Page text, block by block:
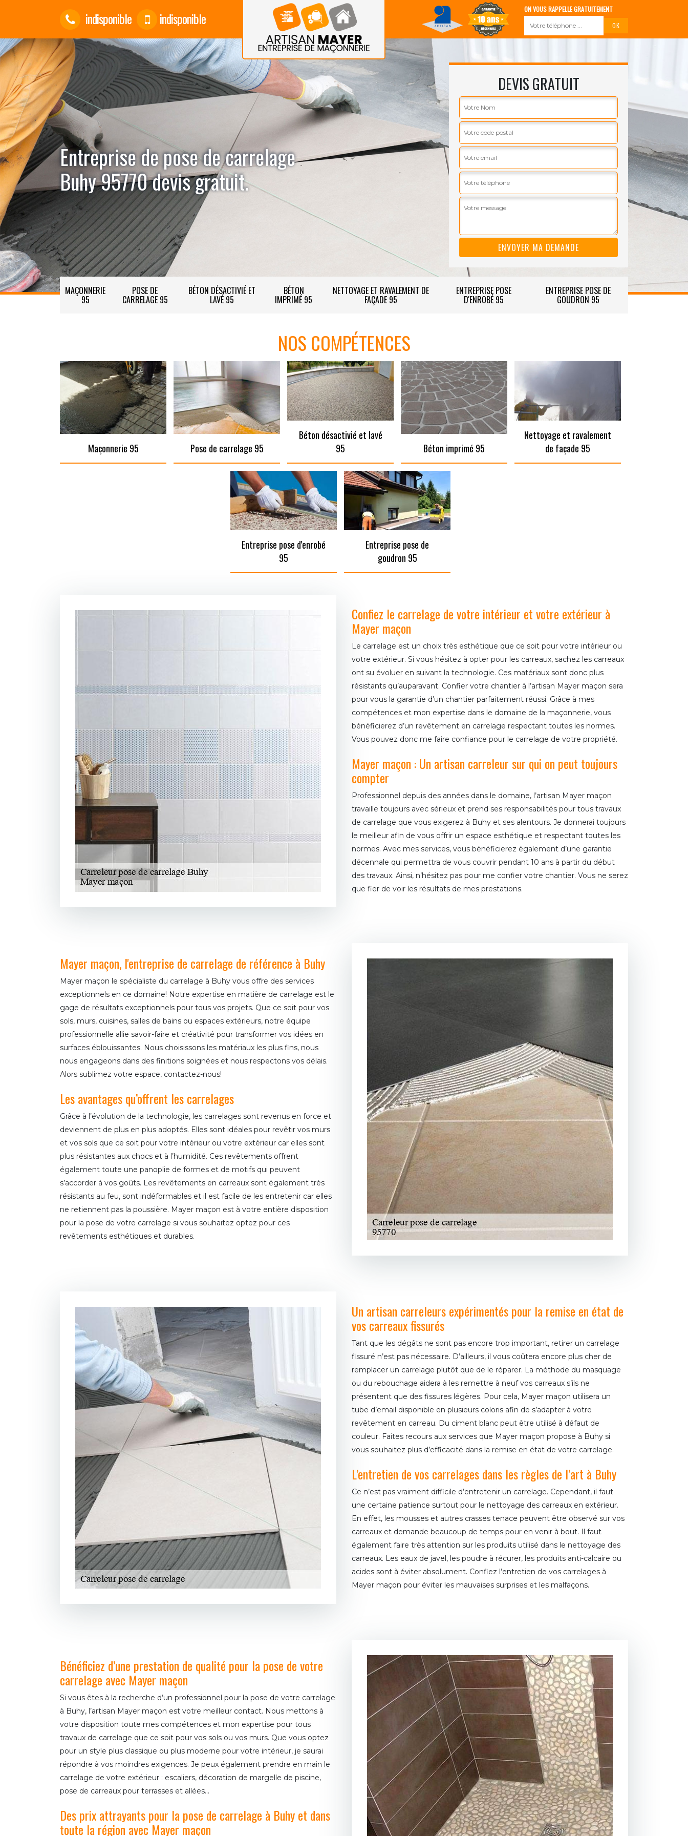
indisponible indisponible ON VOUS RAPPELLE GRATUITEMENT
Entreprise de pose de carrelage
Buhy 95770 devis gratuit.
DEVIS GRATUIT
MAÇONNERIE
95
POSE DE
CARRELAGE 95
BÉTON DÉSACTIVIÉ ET
LAVÉ 95
BÉTON
IMPRIMÉ 95
NETTOYAGE ET RAVALEMENT DE
FAÇADE 95
ENTREPRISE POSE
D'ENROBÉ 95
ENTREPRISE POSE DE
GOUDRON 95
NOS COMPÉTENCES
Maçonnerie 95 Pose de carrelage 95
Béton désactivié et lavé
95
Béton imprimé 95
Nettoyage et ravalement
de façade 95
Entreprise pose d'enrobé
95
Entreprise pose de
goudron 95
Confiez le carrelage de votre intérieur et votre extérieur à
Mayer maçon
Le carrelage est un choix très esthétique que ce soit pour votre intérieur ou
votre extérieur. Si vous hésitez à opter pour les carreaux, sachez les carreaux
ont su évoluer en suivant la technologie. Ces matériaux sont donc plus
résistants qu’auparavant. Confier votre chantier à l’artisan Mayer maçon sera
pour vous la garantie d’un chantier parfaitement réussi. Grâce à mes
compétences et mon expertise dans le domaine de la maçonnerie, vous
bénéficierez d’un revêtement en carrelage respectant toutes les normes.
Vous pouvez donc me faire confiance pour le carrelage de votre propriété.
Mayer maçon : Un artisan carreleur sur qui on peut toujours
compter
Professionnel depuis des années dans le domaine, l’artisan Mayer maçon
travaille toujours avec sérieux et prend ses responsabilités pour tous travaux
de carrelage que vous exigerez à Buhy et ses alentours. Je donnerai toujours
le meilleur afin de vous offrir un espace esthétique et respectant toutes les
normes. Avec mes services, vous bénéficierez également d’une garantie
décennale qui permettra de vous couvrir pendant 10 ans à partir du début
des travaux. Ainsi, n’hésitez pas pour me confier votre chantier. Vous ne serez
que fier de voir les résultats de mes prestations.
Mayer maçon, l'entreprise de carrelage de référence à Buhy
Mayer maçon le spécialiste du carrelage à Buhy vous offre des services
exceptionnels en ce domaine! Notre expertise en matière de carrelage est le
gage de résultats exceptionnels pour tous vos projets. Que ce soit pour vos
sols, murs, cuisines, salles de bains ou espaces extérieurs, notre équipe
professionnelle allie savoir-faire et créativité pour transformer vos idées en
surfaces éblouissantes. Nous choisissons les matériaux les plus fins, nous
nous engageons dans des finitions soignées et nous respectons vos délais.
Alors sublimez votre espace, contactez-nous!
Les avantages qu’offrent les carrelages
Grâce à l’évolution de la technologie, les carrelages sont revenus en force et
deviennent de plus en plus adoptés. Elles sont idéales pour revêtir vos murs
et vos sols que ce soit pour votre intérieur ou votre extérieur car elles sont
plus résistantes aux chocs et à l’humidité. Ces revêtements offrent
également toute une panoplie de formes et de motifs qui peuvent
s’accorder à vos goûts. Les revêtements en carreaux sont également très
résistants au feu, sont indéformables et il est facile de les entretenir car elles
ne retiennent pas la poussière. Mayer maçon est à votre entière disposition
pour la pose de votre carrelage si vous souhaitez optez pour ces
revêtements esthétiques et durables.
Un artisan carreleurs expérimentés pour la remise en état de
vos carreaux fissurés
Tant que les dégâts ne sont pas encore trop important, retirer un carrelage
fissuré n’est pas nécessaire. D’ailleurs, il vous coûtera encore plus cher de
remplacer un carrelage plutôt que de le réparer. La méthode du masquage
ou du rebouchage aidera à les remettre à neuf vos carreaux s’ils ne
présentent que des fissures légères. Pour cela, Mayer maçon utilisera un
tube d’email disponible en plusieurs coloris afin de s’adapter à votre
revêtement en carreau. Du ciment blanc peut être utilisé à défaut de
couleur. Faites recours aux services que Mayer maçon propose à Buhy si
vous souhaitez plus d’efficacité dans la remise en état de votre carrelage.
L’entretien de vos carrelages dans les règles de l’art à Buhy
Ce n’est pas vraiment difficile d’entretenir un carrelage. Cependant, il faut
une certaine patience surtout pour le nettoyage des carreaux en extérieur.
En effet, les mousses et autres crasses tenace peuvent être observé sur vos
carreaux et demande beaucoup de temps pour en venir à bout. Il faut
également faire très attention sur les produits utilisé dans le nettoyage des
carreaux. Les eaux de javel, les poudre à récurer, les produits anti-calcaire ou
acides sont à éviter absolument. Confiez l’entretien de vos carrelages à
Mayer maçon pour éviter les mauvaises surprises et les malfaçons.
Bénéficiez d’une prestation de qualité pour la pose de votre
carrelage avec Mayer maçon
Si vous êtes à la recherche d’un professionnel pour la pose de votre carrelage
à Buhy, l’artisan Mayer maçon est votre meilleur contact. Nous mettons à
votre disposition toute mes compétences et mon expertise pour tous
travaux de carrelage que ce soit pour vos sols ou vos murs. Que vous optez
pour un style plus classique ou plus moderne pour votre intérieur, je saurai
répondre à vos moindres exigences. Je peux également prendre en main le
carrelage de votre extérieur : escaliers, décoration de margelle de piscine,
pose de carreaux pour terrasses et allées…
Des prix attrayants pour la pose de carrelage à Buhy et dans
toute la région avec Mayer maçon